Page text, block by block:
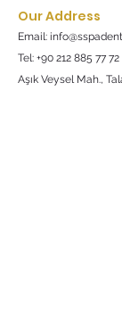
Our Address
Email:
Tel: +90 212 885 77 72
Aşık Veysel Mah.,